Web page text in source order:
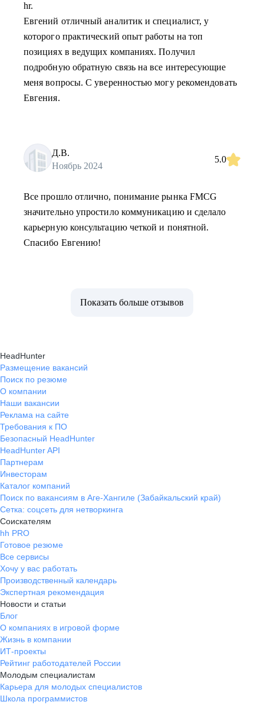
hr.
Евгений отличный аналитик и специалист, у
которого практический опыт работы на топ
позициях в ведущих компаниях. Получил
подробную обратную связь на все интересующие
меня вопросы. С уверенностью могу рекомендовать
Евгения.
Д.В.
Ноябрь 2024
5.0
Все прошло отлично, понимание рынка FMCG
значительно упростило коммуникацию и сделало
карьерную консультацию четкой и понятной.
Спасибо Евгению!
Показать больше отзывов
HeadHunter
Размещение вакансий
Поиск по резюме
О компании
Наши вакансии
Реклама на сайте
Требования к ПО
Безопасный HeadHunter
HeadHunter API
Партнерам
Инвесторам
Каталог компаний
Поиск по вакансиям в Аге-Хангиле (Забайкальский край)
Сетка: соцсеть для нетворкинга
Соискателям
hh PRO
Готовое резюме
Все сервисы
Хочу у вас работать
Производственный календарь
Экспертная рекомендация
Новости и статьи
Блог
О компаниях в игровой форме
Жизнь в компании
ИТ-проекты
Рейтинг работодателей России
Молодым специалистам
Карьера для молодых специалистов
Школа программистов